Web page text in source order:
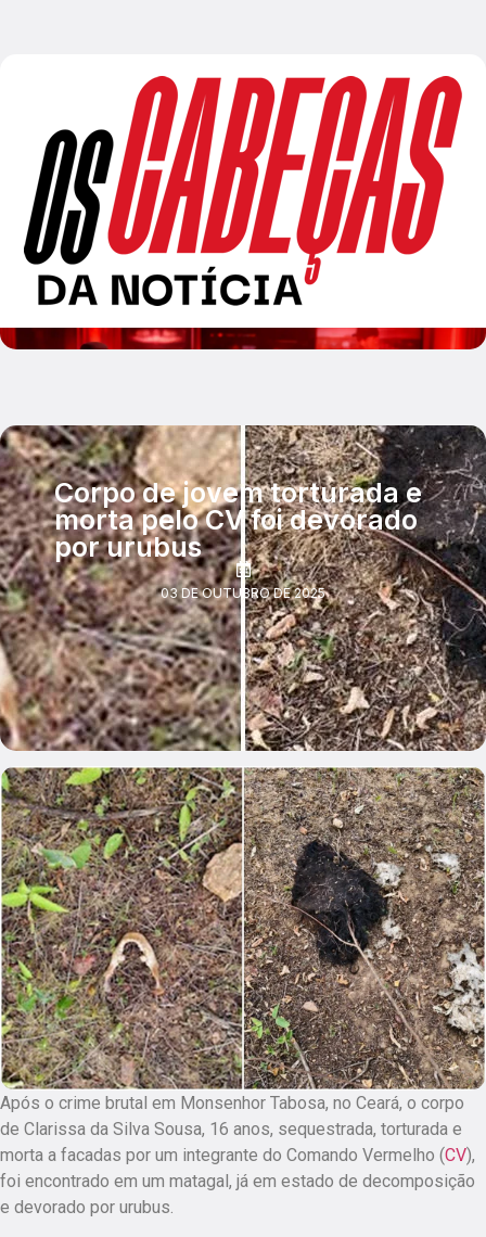
Corpo de jovem torturada e
morta pelo CV foi devorado
por urubus
03 DE OUTUBRO DE 2025
Após o crime brutal em Monsenhor Tabosa, no Ceará, o corpo
de Clarissa da Silva Sousa, 16 anos, sequestrada, torturada e
morta a facadas por um integrante do Comando Vermelho (CV),
foi encontrado em um matagal, já em estado de decomposição
e devorado por urubus.